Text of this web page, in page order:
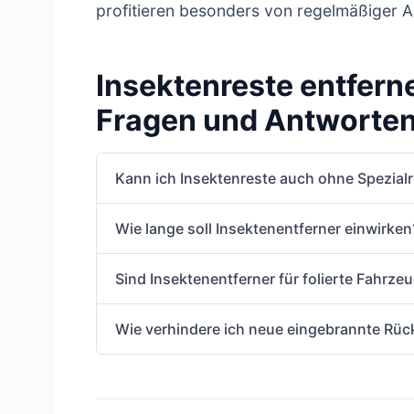
profitieren besonders von regelmäßiger
Insektenreste
Fragen und
Kann ich Insektenreste auch ohne
Wie lange soll Insektenentferner
Sind Insektenentferner für folierte
Wie verhindere ich neue eingebrannte